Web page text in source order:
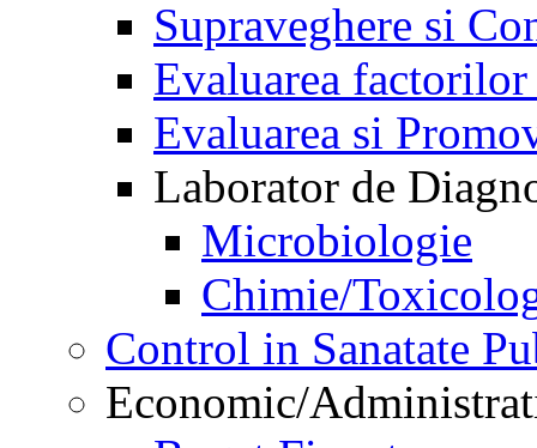
Supraveghere si
Evaluarea
Evaluarea si
Laborator de
Microbiologie
Chimie/
Control in Sanatate
Economic/